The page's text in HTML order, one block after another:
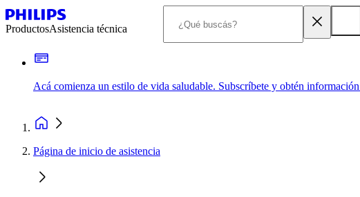
ProductosAsistencia técnica
Acá comienza un estilo de vida saludable. Subscríbete y obtén
Página de inicio de asistencia